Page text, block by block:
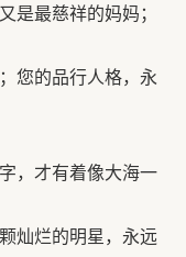
是最慈祥的妈妈；
您的品行人格，永
，才有着像大海一
灿烂的明星，永远